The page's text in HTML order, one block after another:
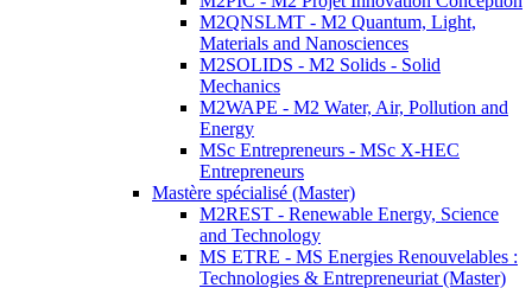
M2QNSLMT - M2 Quantum, Light,
Materials and Nanosciences
M2SOLIDS - M2 Solids - Solid
Mechanics
M2WAPE - M2 Water, Air, Pollution and
Energy
MSc Entrepreneurs - MSc X-HEC
Entrepreneurs
Mastère spécialisé (Master)
M2REST - Renewable Energy, Science
and Technology
MS ETRE - MS Energies Renouvelables :
Technologies & Entrepreneuriat (Master)